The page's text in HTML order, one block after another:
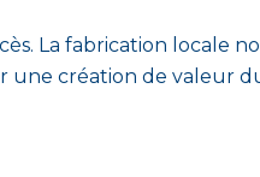
La fabrication locale
une création de valeur